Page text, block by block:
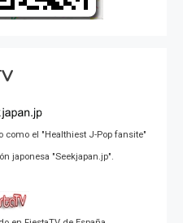
como el "Healthiest J-Pop fansite"
japonesa "Seekjapan.jp".